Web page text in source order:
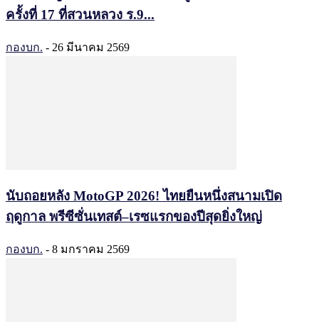
ครั้งที่ 17 ที่สวนหลวง ร.9...
กองบก. - 26 มีนาคม 2569
นับถอยหลัง MotoGP 2026! ไทยยืนหนึ่งสนามเปิด
ฤดูกาล พรีซีซั่นเทสต์–เรซแรกของปีสุดยิ่งใหญ่
กองบก. - 8 มกราคม 2569